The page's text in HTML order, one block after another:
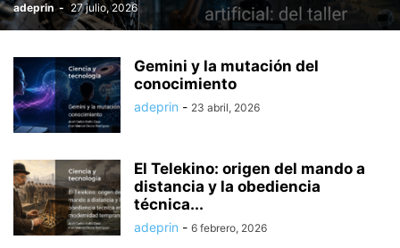
adeprin - 27 julio, 2026
Gemini y la mutación del
conocimiento
adeprin - 23 abril, 2026
El Telekino: origen del mando a
distancia y la obediencia
técnica...
adeprin - 6 febrero, 2026